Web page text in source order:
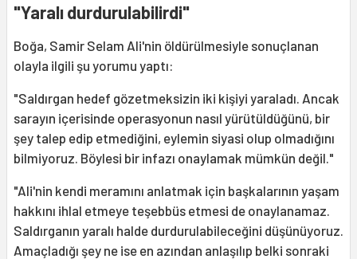
"Yaralı durdurulabilirdi"
Boğa, Samir Selam Ali'nin öldürülmesiyle sonuçlanan
olayla ilgili şu yorumu yaptı:
"Saldırgan hedef gözetmeksizin iki kişiyi yaraladı. Ancak
sarayın içerisinde operasyonun nasıl yürütüldüğünü, bir
şey talep edip etmediğini, eylemin siyasi olup olmadığını
bilmiyoruz. Böylesi bir infazı onaylamak mümkün değil."
"Ali'nin kendi meramını anlatmak için başkalarının yaşam
hakkını ihlal etmeye teşebbüs etmesi de onaylanamaz.
Saldırganın yaralı halde durdurulabileceğini düşünüyoruz.
Amaçladığı şey ne ise en azından anlaşılıp belki sonraki